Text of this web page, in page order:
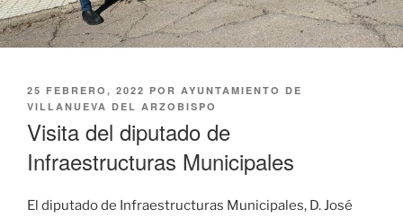
PUBLICADO
EL
25 FEBRERO, 2022 POR AYUNTAMIENTO DE
VILLANUEVA DEL ARZOBISPO
Visita del diputado de
Infraestructuras Municipales
El diputado de Infraestructuras Municipales, D. José